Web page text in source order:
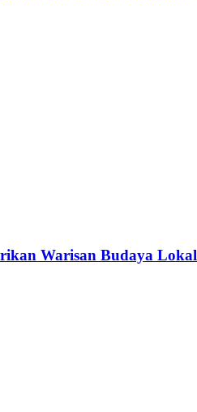
Warisan Budaya Lokal